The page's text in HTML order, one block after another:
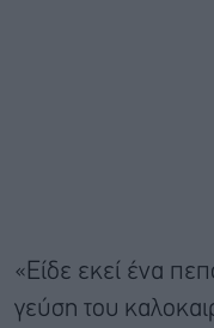
«Είδε εκεί ένα
γεύση του